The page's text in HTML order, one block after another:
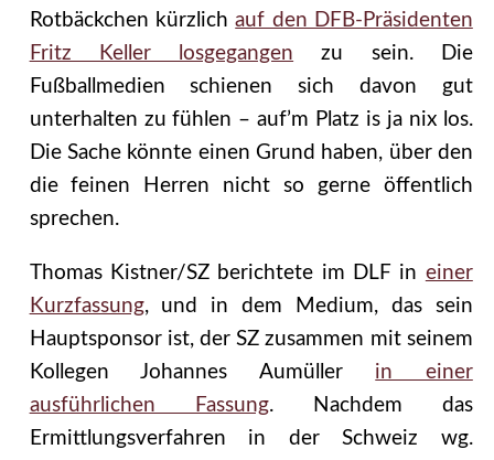
Rotbäckchen kürzlichauf den DFB-Präsidenten
Fritz Keller losgegangen zu sein. Die
Fußballmedien schienen sich davon gut
unterhalten zu fühlen – auf’m Platz is ja nix los.
Die Sache könnte einen Grund haben, über den
die feinen Herren nicht so gerne öffentlich
sprechen.
Thomas Kistner/SZ berichtete im DLF in einer
Kurzfassung, und in dem Medium, das sein
Hauptsponsor ist, der SZ zusammen mit seinem
Kollegen Johannes Aumüller in einer
ausführlichen Fassung. Nachdem das
Ermittlungsverfahren in der Schweiz wg.